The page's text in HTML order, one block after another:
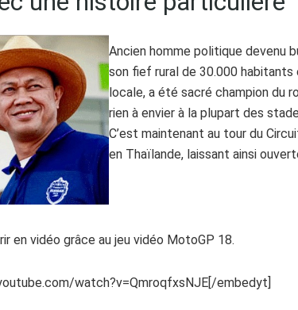
Ancien homme politique devenu
son fief rural de 30.000
locale, a été sacré champion du
rien à envier à la plupart des
C’est maintenant au tour du
en Thaïlande, laissant ainsi
en vidéo grâce au jeu vidéo MotoGP 18.
watch?v=QmroqfxsNJE[/embedyt]